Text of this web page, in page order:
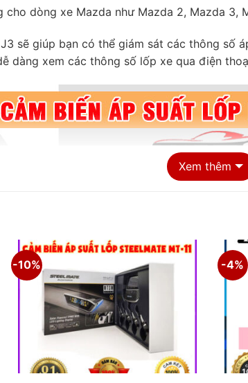
dòng xe Mazda như Mazda 2, Mazda 3,
sẽ giúp bạn có thể giám sát các thông số
dàng xem các thông số lốp xe qua điện
Xem thêm
-10% -4%